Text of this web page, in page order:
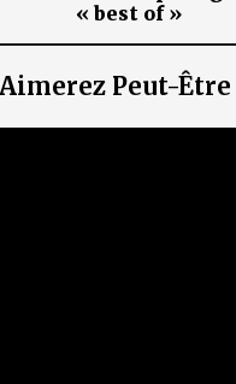
« best of »
Peut-